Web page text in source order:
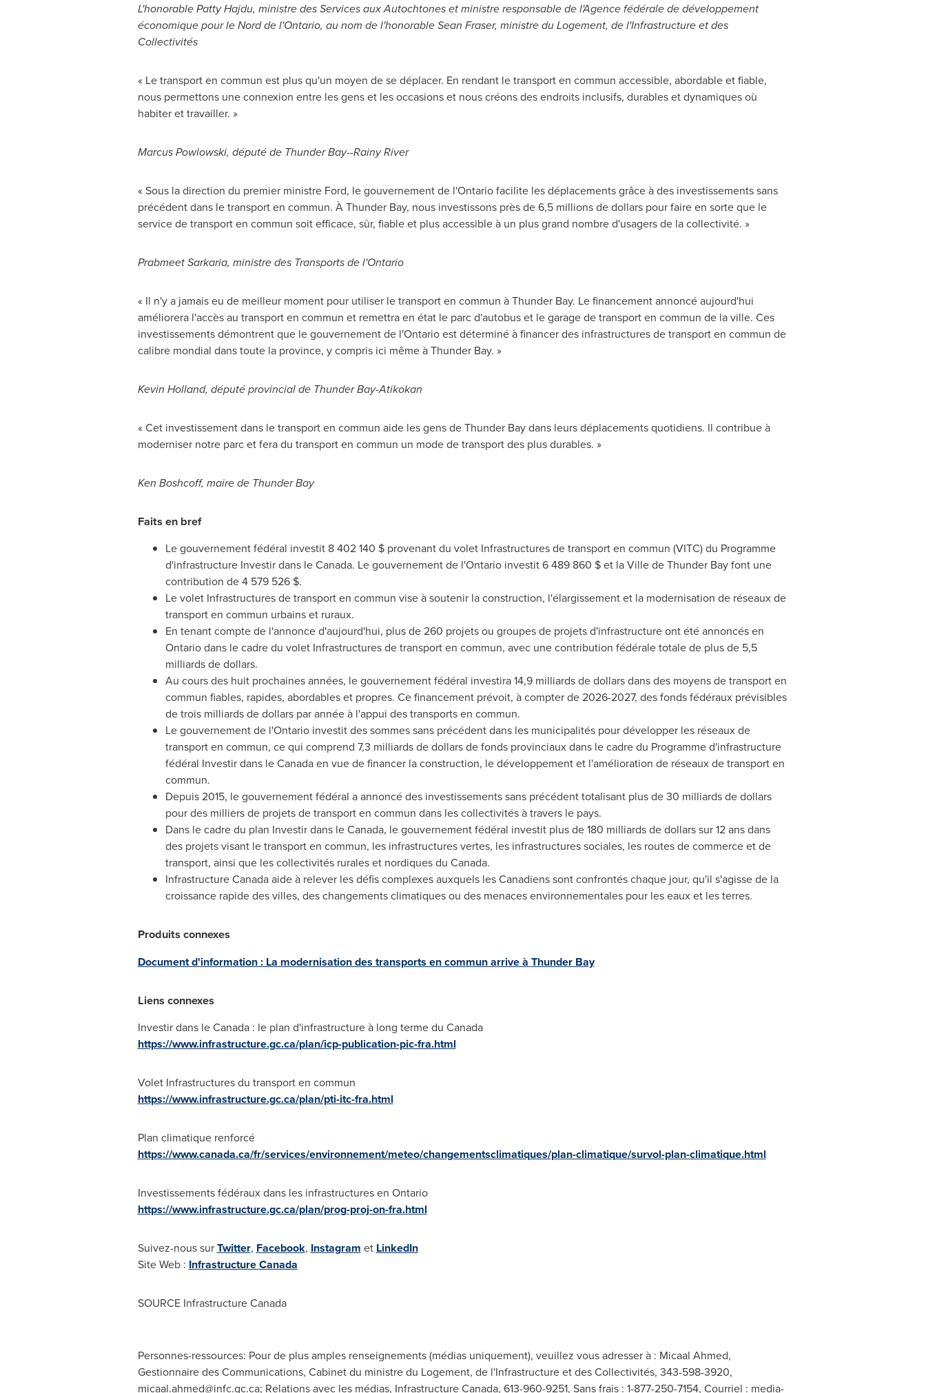
L'honorablePatty Hajdu, ministre des Services aux Autochtones et ministre responsable de l'Agence fédérale de développement
économique pour leNord del'Ontario, au nom de l'honorableSean Fraser, ministre du Logement, de l'Infrastructure et des
Collectivités
« Le transport en commun est plus qu'un moyen de se déplacer. En rendant le transport en commun accessible, abordable et fiable,
nous permettons une connexion entre les gens et les occasions et nous créons des endroits inclusifs, durables et dynamiques où
habiter et travailler. »
Marcus Powlowski, député de Thunder Bay--Rainy River
« Sous la direction du premier ministre Ford, le gouvernement de l'Ontariofacilite les déplacements grâce à des investissements sans
précédent dans le transport en commun. À Thunder Bay, nous investissons près de 6,5 millions de dollars pour faire en sorte que le
service de transport en commun soit efficace, sûr, fiable et plus accessible à un plus grand nombre d'usagers de la collectivité. »
Prabmeet Sarkaria, ministre des Transports de l'Ontario
« Il n'y a jamais eu de meilleur moment pour utiliser le transport en commun àThunder Bay. Le financement annoncé aujourd'hui
améliorera l'accès au transport en commun et remettra en état le parc d'autobus et le garage de transport en commun de la ville. Ces
investissements démontrent que le gouvernement de l'Ontarioest déterminé à financer des infrastructures de transport en commun de
calibre mondial dans toute la province, y compris ici même à Thunder Bay. »
Kevin Holland, député provincial de Thunder Bay-Atikokan
« Cet investissement dans le transport en commun aide les gens deThunder Baydans leurs déplacements quotidiens. Il contribue à
moderniser notre parc et fera du transport en commun un mode de transport des plus durables. »
Ken Boshcoff, maire de Thunder Bay
Faits en bref
Le gouvernement fédéral investit 8 402 140 $ provenant du volet Infrastructures de transport en commun (VITC) du Programme
d'infrastructure Investir dans leCanada. Le gouvernement de l'Ontarioinvestit 6 489 860 $ et la Ville deThunder Bayfont une
contribution de 4 579 526 $.
Le volet Infrastructures de transport en commun vise à soutenir la construction, l'élargissement et la modernisation de réseaux de
transport en commun urbains et ruraux.
En tenant compte de l'annonce d'aujourd'hui, plus de 260 projets ou groupes de projets d'infrastructure ont été annoncés en
Ontariodans le cadre du volet Infrastructures de transport en commun, avec une contribution fédérale totale de plus de 5,5
milliards de dollars.
Au cours des huit prochaines années, le gouvernement fédéral investira 14,9 milliards de dollars dans des moyens de transport en
commun fiables, rapides, abordables et propres. Ce financement prévoit, à compter de 2026-2027, des fonds fédéraux prévisibles
de trois milliards de dollars par année à l'appui des transports en commun.
Le gouvernement de l'Ontarioinvestit des sommes sans précédent dans les municipalités pour développer les réseaux de
transport en commun, ce qui comprend 7,3 milliards de dollars de fonds provinciaux dans le cadre du Programme d'infrastructure
fédéral Investir dans leCanadaen vue de financer la construction, le développement et l'amélioration de réseaux de transport en
commun.
Depuis 2015, le gouvernement fédéral a annoncé des investissements sans précédent totalisant plus de 30 milliards de dollars
pour des milliers de projets de transport en commun dans les collectivités à travers le pays.
Dans le cadre du plan Investir dans leCanada, le gouvernement fédéral investit plus de 180 milliards de dollars sur 12 ans dans
des projets visant le transport en commun, les infrastructures vertes, les infrastructures sociales, les routes de commerce et de
transport, ainsi que les collectivités rurales et nordiques du Canada.
InfrastructureCanadaaide à relever les défis complexes auxquels les Canadiens sont confrontés chaque jour, qu'il s'agisse de la
croissance rapide des villes, des changements climatiques ou des menaces environnementales pour les eaux et les terres.
Produits connexes
Document d'information : La modernisation des transports en commun arrive à Thunder Bay
Liens connexes
Investir dans leCanada: le plan d'infrastructure à long terme du Canada
https://www.infrastructure.gc.ca/plan/icp-publication-pic-fra.html
Volet Infrastructures du transport en commun
https://www.infrastructure.gc.ca/plan/pti-itc-fra.html
Plan climatique renforcé
https://www.canada.ca/fr/services/environnement/meteo/changementsclimatiques/plan-climatique/survol-plan-climatique.html
Investissements fédéraux dans les infrastructures en Ontario
https://www.infrastructure.gc.ca/plan/prog-proj-on-fra.html
Suivez-nous surTwitter, Facebook, Instagram et LinkedIn
Site Web : InfrastructureCanada
SOURCE Infrastructure Canada
Personnes-ressources: Pour de plus amples renseignements (médias uniquement), veuillez vous adresser à : Micaal Ahmed,
Gestionnaire des Communications, Cabinet du ministre du Logement, de l'Infrastructure et des Collectivités, 343-598-3920,
micaal.ahmed@infc.gc.ca; Relations avec les médias, Infrastructure Canada, 613-960-9251, Sans frais : 1-877-250-7154, Courriel : media-